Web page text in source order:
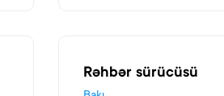
Rəhbər sürücüsü